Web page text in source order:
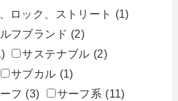
ロック、ストリート
(1)
フブランド (2)
サステナブル (2)
サブカル (1)
フ (3) サーフ系 (11)